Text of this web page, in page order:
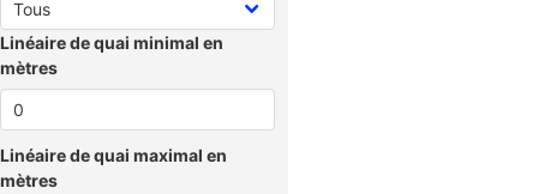
Linéaire de quai minimal en
mètres
Linéaire de quai maximal en
mètres